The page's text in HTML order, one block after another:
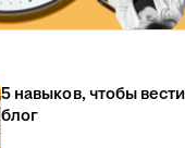
5 навыков, чтобы
блог